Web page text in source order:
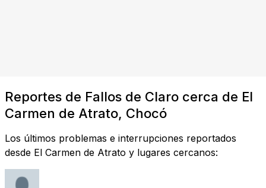
Reportes de Fallos de Claro cerca de El
Carmen de Atrato, Chocó
Los últimos problemas e interrupciones reportados
desde El Carmen de Atrato y lugares cercanos: